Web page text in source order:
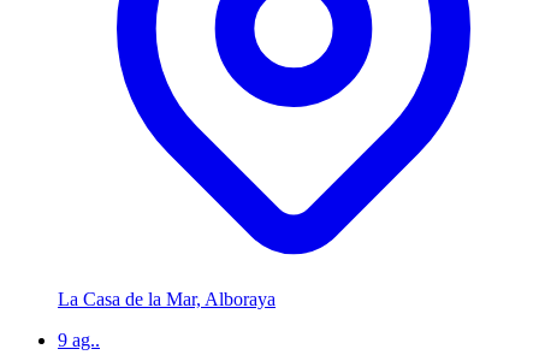
La Casa de la Mar, Alboraya
9 ag..